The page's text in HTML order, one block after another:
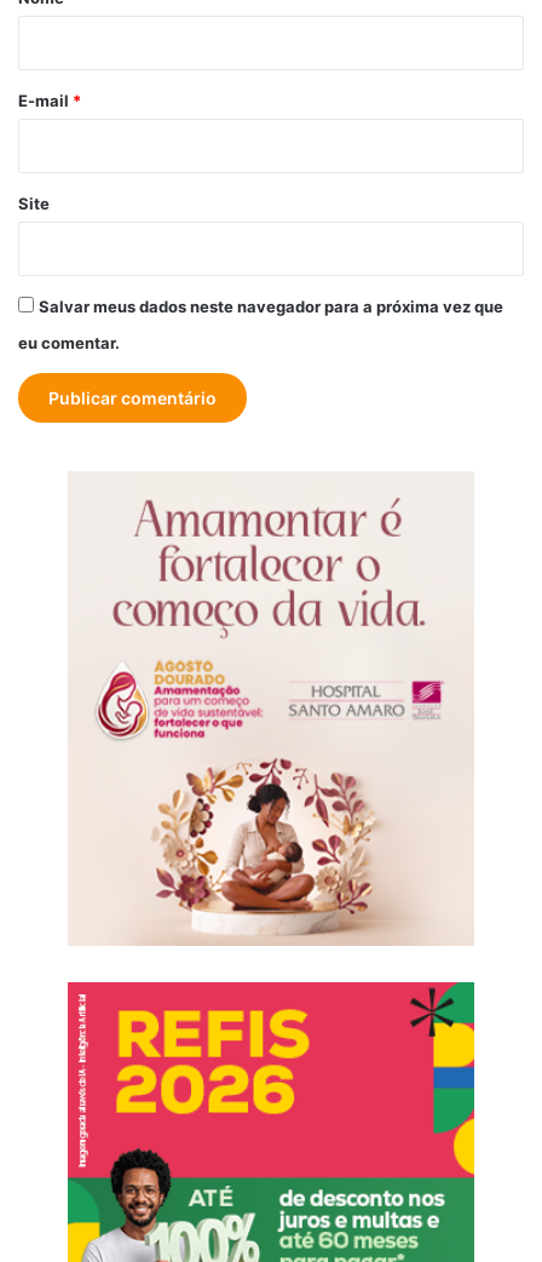
*
E-mail *
Site
Salvar meus dados neste navegador para a próxima vez que
eu comentar.